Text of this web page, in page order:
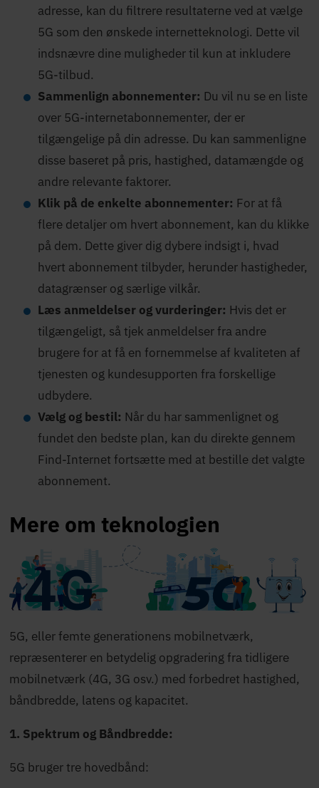
adresse, kan du filtrere resultaterne ved at vælge
5G som den ønskede internetteknologi. Dette vil
indsnævre dine muligheder til kun at inkludere
5G-tilbud.
Sammenlign abonnementer: Du vil nu se en liste
over 5G-internetabonnementer, der er
tilgængelige på din adresse. Du kan sammenligne
disse baseret på pris, hastighed, datamængde og
andre relevante faktorer.
Klik på de enkelte abonnementer: For at få
flere detaljer om hvert abonnement, kan du klikke
på dem. Dette giver dig dybere indsigt i, hvad
hvert abonnement tilbyder, herunder hastigheder,
datagrænser og særlige vilkår.
Læs anmeldelser og vurderinger: Hvis det er
tilgængeligt, så tjek anmeldelser fra andre
brugere for at få en fornemmelse af kvaliteten af
tjenesten og kundesupporten fra forskellige
udbydere​.
Vælg og bestil: Når du har sammenlignet og
fundet den bedste plan, kan du direkte gennem
Find-Internet fortsætte med at bestille det valgte
abonnement.
Mere om teknologien
5G, eller femte generationens mobilnetværk,
repræsenterer en betydelig opgradering fra tidligere
mobilnetværk (4G, 3G osv.) med forbedret hastighed,
båndbredde, latens og kapacitet.
1. Spektrum og Båndbredde:
5G bruger tre hovedbånd: